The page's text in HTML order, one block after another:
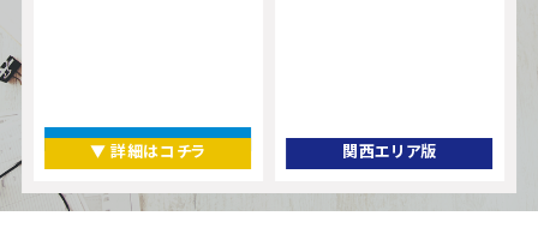
▼ 詳細はコチラ 関西エリア版